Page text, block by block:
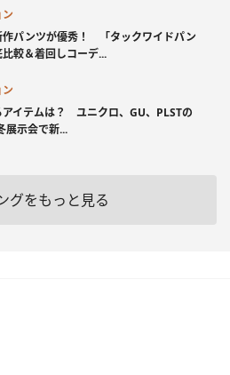
作パンツが優秀！ 「タックワイドパン
較＆着回しコーデ...
アイテムは？ ユニクロ、GU、PLSTの
展示会で新...
グをもっと見る